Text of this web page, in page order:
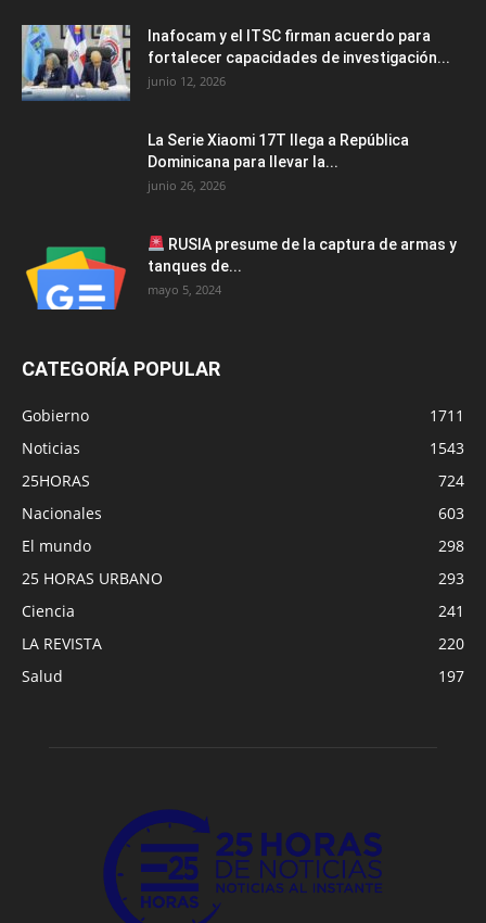
Inafocam y el ITSC firman acuerdo para
fortalecer capacidades de investigación...
junio 12, 2026
La Serie Xiaomi 17T llega a República
Dominicana para llevar la...
junio 26, 2026
RUSIA presume de la captura de armas y
tanques de...
mayo 5, 2024
CATEGORÍA POPULAR
Gobierno
1711
Noticias
1543
25HORAS
724
Nacionales
603
El mundo
298
25 HORAS URBANO
293
Ciencia
241
LA REVISTA
220
Salud
197